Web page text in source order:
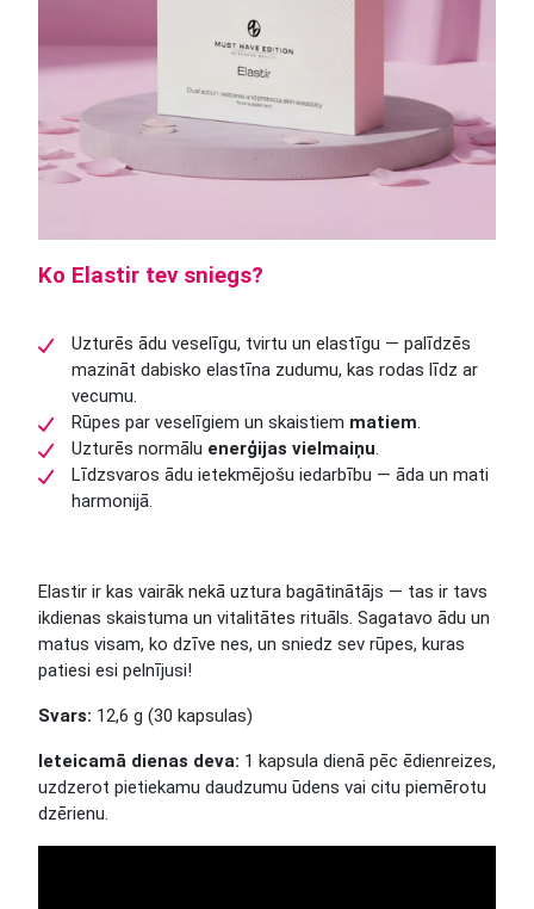
Ko Elastir tev sniegs?
Uzturēs ādu veselīgu, tvirtu un elastīgu — palīdzēs
mazināt dabisko elastīna zudumu, kas rodas līdz ar
vecumu.
Rūpes par veselīgiem un skaistiem matiem.
Uzturēs normālu enerģijas vielmaiņu.
Līdzsvaros ādu ietekmējošu iedarbību — āda un mati
harmonijā.
Elastir ir kas vairāk nekā uztura bagātinātājs — tas ir tavs
ikdienas skaistuma un vitalitātes rituāls. Sagatavo ādu un
matus visam, ko dzīve nes, un sniedz sev rūpes, kuras
patiesi esi pelnījusi!
Svars: 12,6 g (30 kapsulas)
Ieteicamā dienas deva: 1 kapsula dienā pēc ēdienreizes,
uzdzerot pietiekamu daudzumu ūdens vai citu piemērotu
dzērienu.